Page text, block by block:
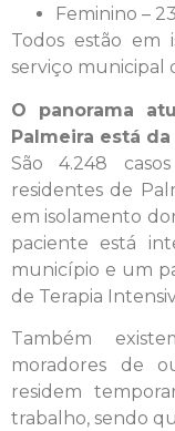
Feminino –
Todos estão em
serviço municipal
O panorama
Palmeira está
São 4.248
residentes de
em isolamento
paciente está
município e um
de Terapia
Também
moradores de
residem
trabalho, sendo